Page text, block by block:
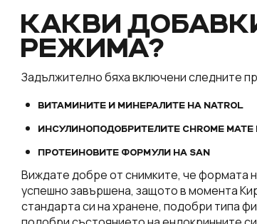
КАКВИ
РЕЖИМА?
Задължително бяха включени следните
ВИТАМИНИТЕ И МИНЕРАЛИТЕ НА NATROL
ИНСУЛИНОПОДОБРИТЕЛИТЕ CHROME MATE И
ПРОТЕИНОВИТЕ ФОРМУЛИ НА SAN
Виждате добре от снимките, че формата
успешно завършена, защото в момента
стандарта си на хранене, подобри типа